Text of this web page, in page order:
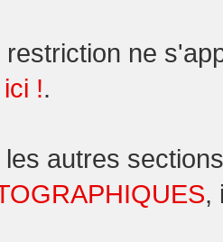
restriction ne
!.
les autres
,